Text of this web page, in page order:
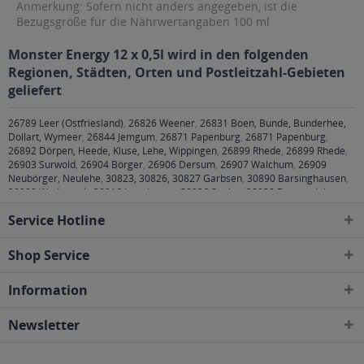
Anmerkung: Sofern nicht anders angegeben, ist die
Bezugsgröße für die Nährwertangaben 100 ml
Monster Energy 12 x 0,5l wird in den folgenden
Regionen, Städten, Orten und Postleitzahl-Gebieten
geliefert
26789 Leer (Ostfriesland), 26826 Weener, 26831 Boen, Bunde, Bunderhee,
Dollart, Wymeer, 26844 Jemgum, 26871 Papenburg, 26871 Papenburg,
26892 Dörpen, Heede, Kluse, Lehe, Wippingen, 26899 Rhede, 26899 Rhede,
26903 Surwold, 26904 Börger, 26906 Dersum, 26907 Walchum, 26909
Neubörger, Neulehe, 30823, 30826, 30827 Garbsen, 30890 Barsinghausen,
30900 Wedemark
30916 Isernhagen 30926 Seelze 30938 Burgwedel
Bad Nenndorf, Bad Nenndorf Bad Nenndorf, Bad Nenndorf Horsten, Bad
Rehburg-Loccum Bad Rehburg, Rehburg-Loccum Loccum, Rehburg-Loccum
Münchehagen, Rehburg-Loccum Rehburg, Rehburg-Loccum Winzlar
Apelern Lyhren, Apelern Reinsdorf, Apelern Soldorf, Rodenberg, Rodenberg
Sachsenhagen Sachsenhagen
Service Hotline
Shop Service
Information
Newsletter